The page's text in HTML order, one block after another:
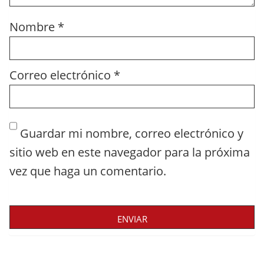
Nombre *
Correo electrónico *
Guardar mi nombre, correo electrónico y
sitio web en este navegador para la próxima
vez que haga un comentario.